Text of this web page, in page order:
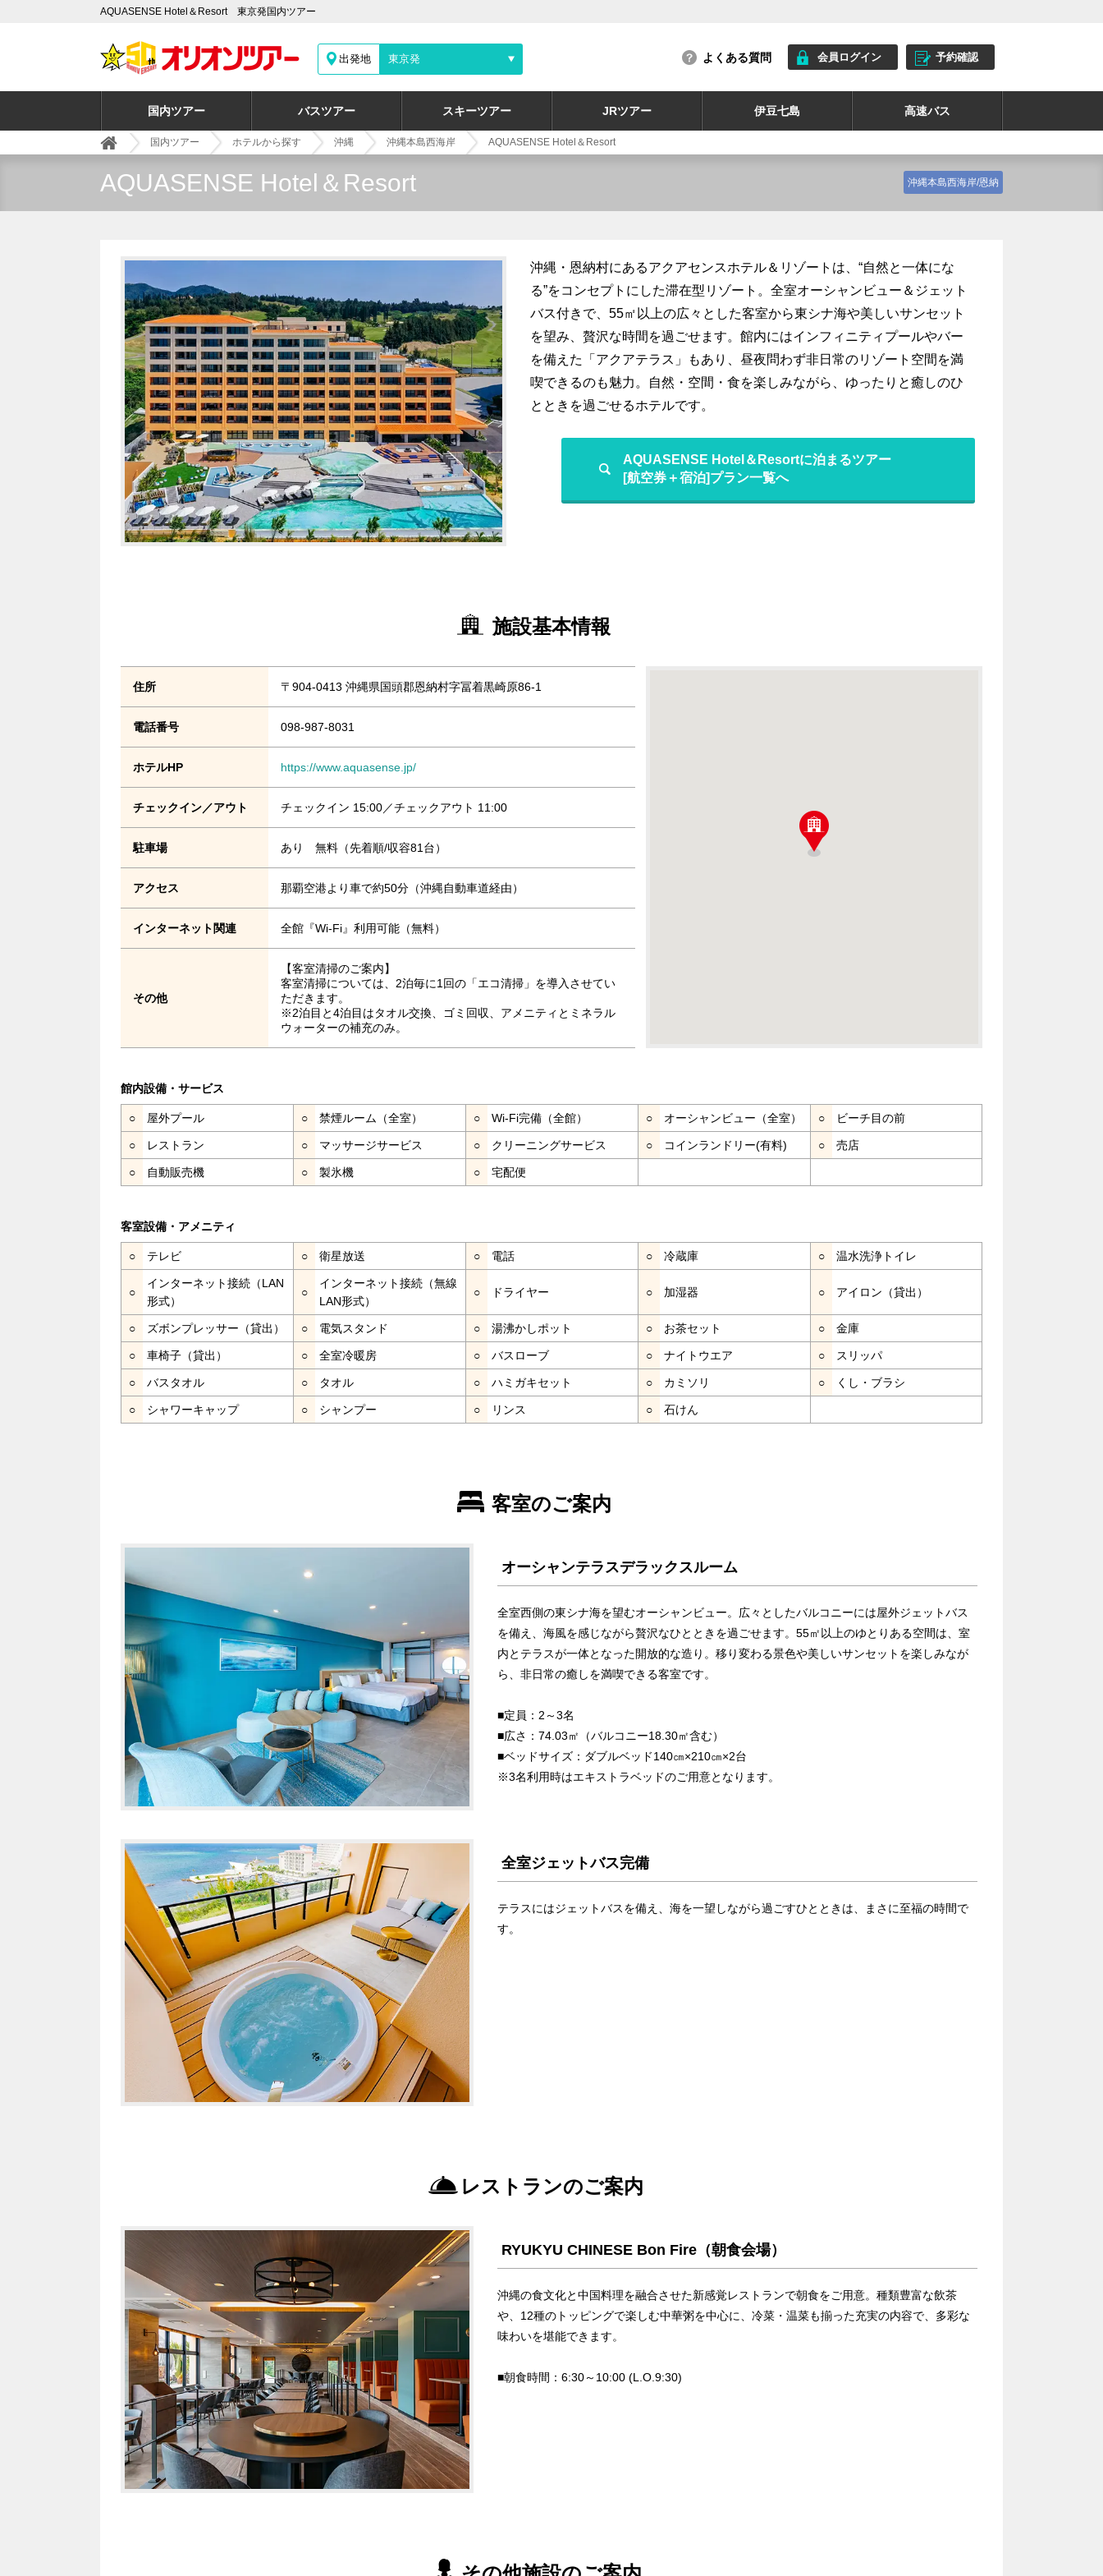
AQUASENSE Hotel＆Resort 東京発国内ツアー
出発地 東京発 よくある質問 会員ログイン 予約確認
国内ツアー バスツアー スキーツアー JRツアー 伊豆七島 高速バス
国内ツアー ホテルから探す 沖縄 沖縄本島西海岸 AQUASENSE Hotel＆Resort
AQUASENSE Hotel＆Resort 沖縄本島西海岸/恩納
沖縄・恩納村にあるアクアセンスホテル＆リゾートは、“自然と一体にな
る”をコンセプトにした滞在型リゾート。全室オーシャンビュー＆ジェット
バス付きで、55㎡以上の広々とした客室から東シナ海や美しいサンセット
を望み、贅沢な時間を過ごせます。館内にはインフィニティプールやバー
を備えた「アクアテラス」もあり、昼夜問わず非日常のリゾート空間を満
喫できるのも魅力。自然・空間・食を楽しみながら、ゆったりと癒しのひ
とときを過ごせるホテルです。
AQUASENSE Hotel＆Resortに泊まるツアー
[航空券＋宿泊]プラン一覧へ
施設基本情報
住所 〒904-0413 沖縄県国頭郡恩納村字冨着黒崎原86-1
電話番号 098-987-8031
ホテルHP https://www.aquasense.jp/
チェックイン／アウト チェックイン 15:00／チェックアウト 11:00
駐車場 あり 無料（先着順/収容81台）
アクセス 那覇空港より車で約50分（沖縄自動車道経由）
インターネット関連 全館『Wi-Fi』利用可能（無料）
その他
【客室清掃のご案内】
客室清掃については、2泊毎に1回の「エコ清掃」を導入させてい
ただきます。
※2泊目と4泊目はタオル交換、ゴミ回収、アメニティとミネラル
ウォーターの補充のみ。
館内設備・サービス
○ 屋外プール ○ 禁煙ルーム（全室） ○ Wi-Fi完備（全館） ○ オーシャンビュー（全室） ○ ビーチ目の前
○ レストラン ○ マッサージサービス ○ クリーニングサービス ○ コインランドリー(有料) ○ 売店
○ 自動販売機 ○ 製氷機 ○ 宅配便
客室設備・アメニティ
○ テレビ ○ 衛星放送 ○ 電話 ○ 冷蔵庫 ○ 温水洗浄トイレ
○
インターネット接続（LAN
形式）
○
インターネット接続（無線
LAN形式）
○ ドライヤー ○ 加湿器 ○ アイロン（貸出）
○ ズボンプレッサー（貸出） ○ 電気スタンド ○ 湯沸かしポット ○ お茶セット ○ 金庫
○ 車椅子（貸出） ○ 全室冷暖房 ○ バスローブ ○ ナイトウエア ○ スリッパ
○ バスタオル ○ タオル ○ ハミガキセット ○ カミソリ ○ くし・ブラシ
○ シャワーキャップ ○ シャンプー ○ リンス ○ 石けん
客室のご案内
オーシャンテラスデラックスルーム
全室西側の東シナ海を望むオーシャンビュー。広々としたバルコニーには屋外ジェットバス
を備え、海風を感じながら贅沢なひとときを過ごせます。55㎡以上のゆとりある空間は、室
内とテラスが一体となった開放的な造り。移り変わる景色や美しいサンセットを楽しみなが
ら、非日常の癒しを満喫できる客室です。
■定員：2～3名
■広さ：74.03㎡（バルコニー18.30㎡含む）
■ベッドサイズ：ダブルベッド140㎝×210㎝×2台
※3名利用時はエキストラベッドのご用意となります。
全室ジェットバス完備
テラスにはジェットバスを備え、海を一望しながら過ごすひとときは、まさに至福の時間で
す。
レストランのご案内
RYUKYU CHINESE Bon Fire（朝食会場）
沖縄の食文化と中国料理を融合させた新感覚レストランで朝食をご用意。種類豊富な飲茶
や、12種のトッピングで楽しむ中華粥を中心に、冷菜・温菜も揃った充実の内容で、多彩な
味わいを堪能できます。
■朝食時間：6:30～10:00 (L.O.9:30)